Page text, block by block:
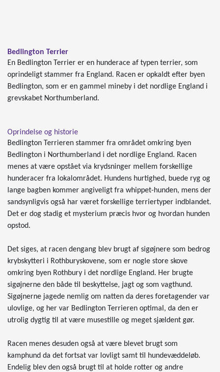
Bedlington Terrier
En Bedlington Terrier er en hunderace af typen terrier, som
oprindeligt stammer fra England. Racen er opkaldt efter byen
Bedlington, som er en gammel mineby i det nordlige England i
grevskabet Northumberland.
Oprindelse og historie
Bedlington Terrieren stammer fra området omkring byen
Bedlington i Northumberland i det nordlige England. Racen
menes at være opstået via krydsninger mellem forskellige
hunderacer fra lokalområdet. Hundens hurtighed, buede ryg og
lange bagben kommer angiveligt fra whippet-hunden, mens der
sandsynligvis også har været forskellige terriertyper indblandet.
Det er dog stadig et mysterium præcis hvor og hvordan hunden
opstod.
Det siges, at racen dengang blev brugt af sigøjnere som bedrog
krybskytteri i Rothburyskovene, som er nogle store skove
omkring byen Rothbury i det nordlige England. Her brugte
sigøjnerne den både til beskyttelse, jagt og som vagthund.
Sigøjnerne jagede nemlig om natten da deres foretagender var
ulovlige, og her var Bedlington Terrieren optimal, da den er
utrolig dygtig til at være musestille og meget sjældent gør.
Racen menes desuden også at være blevet brugt som
kamphund da det fortsat var lovligt samt til hundevæddeløb.
Endelig blev den også brugt til at holde rotter og andre